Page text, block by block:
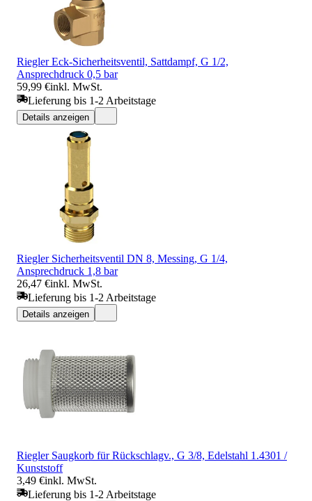
Riegler Eck-Sicherheitsventil, Sattdampf, G 1/2,
Ansprechdruck 0,5 bar
59,99 €inkl. MwSt.
Lieferung bis 1-2 Arbeitstage
Details anzeigen
Riegler Sicherheitsventil DN 8, Messing, G 1/4,
Ansprechdruck 1,8 bar
26,47 €inkl. MwSt.
Lieferung bis 1-2 Arbeitstage
Details anzeigen
Riegler Saugkorb für Rückschlagv., G 3/8, Edelstahl 1.4301 /
Kunststoff
3,49 €inkl. MwSt.
Lieferung bis 1-2 Arbeitstage